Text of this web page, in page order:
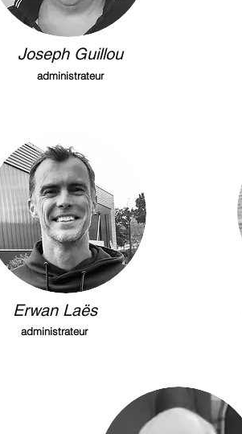
Joseph Guillou
administrateur
Erwan Laës
administrateur